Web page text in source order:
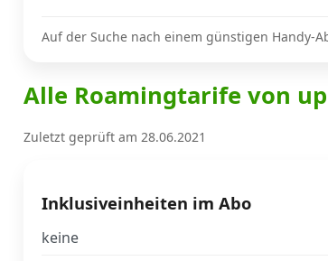
Auf der Suche nach einem günstigen Handy-
Alle Roamingtarife von
Zuletzt geprüft am 28.06.2021
Inklusiveinheiten im Abo
keine